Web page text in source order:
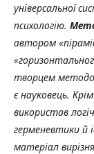
універсальної
психологію.
автором
творцем
є науковець.
використав
герменевтики й
матеріал